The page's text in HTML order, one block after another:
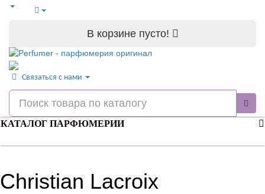
В корзине пусто!
Связаться с нами
КАТАЛОГ ПАРФЮМЕРИИ
Christian Lacroix